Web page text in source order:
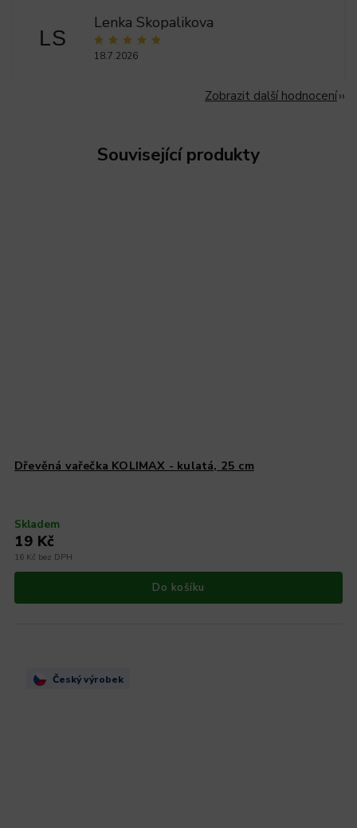
LS
Lenka Skopalikova
18.7.2026
Zobrazit další hodnocení
Související produkty
Dřevěná vařečka KOLIMAX - kulatá, 25 cm
Skladem
16 Kč bez DPH
19 Kč
Do košíku
Český výrobek